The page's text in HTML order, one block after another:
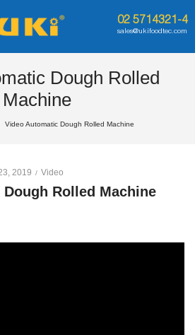
02 5714321-4
sales@ukifoodtec.com
Dough Rolled
Machine
Video Automatic Dough Rolled Machine
2019
Posted
in
Video
Rolled Machine